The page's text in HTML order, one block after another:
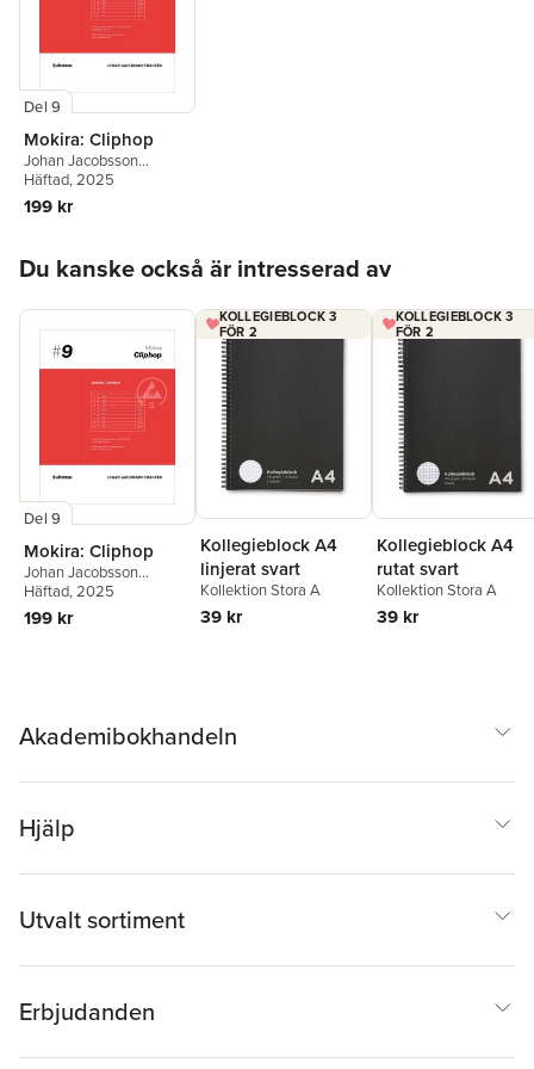
Del 9
Mokira: Cliphop
Johan Jacobsson
Franzén
Häftad, 2025
199 kr
Du kanske också är intresserad av
Del 9
Mokira: Cliphop
Johan Jacobsson
Franzén
Häftad, 2025
199 kr
KOLLEGIEBLOCK 3
FÖR 2
Kollegieblock A4
linjerat svart
Kollektion Stora A
39 kr
KOLLEGIEBLOCK 3
FÖR 2
Kollegieblock A4
rutat svart
Kollektion Stora A
39 kr
Akademibokhandeln
Hjälp
Utvalt sortiment
Erbjudanden